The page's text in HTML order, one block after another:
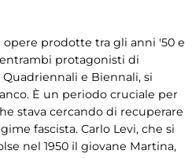
opere prodotte tra gli anni '50 e
protagonisti di
e Biennali, si
È un periodo cruciale per
stava cercando di recuperare
fascista. Carlo Levi, che si
nel 1950 il giovane Martina,